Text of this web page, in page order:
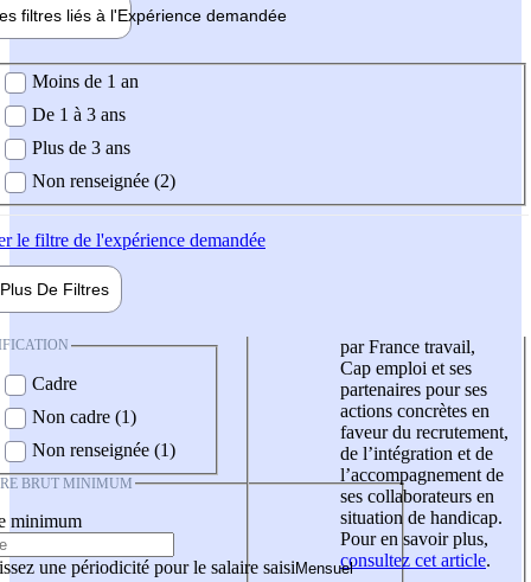
filtres liés à l'Expérience demandée
demandée
Moins de 1 an
De 1 à 3 ans
Plus de 3 ans
Non renseignée (2)
le filtre de l'expérience demandée
Plus De Filtres
Cadre
Non cadre (1)
Non renseignée (1)
BRUT MINIMUM
minimum
une périodicité pour le salaire saisi
par France travail,
Cap emploi et ses
partenaires pour ses
actions concrètes en
faveur du recrutement,
de l’intégration et de
l’accompagnement de
ses collaborateurs en
situation de handicap.
Pour en savoir plus,
consultez cet article.